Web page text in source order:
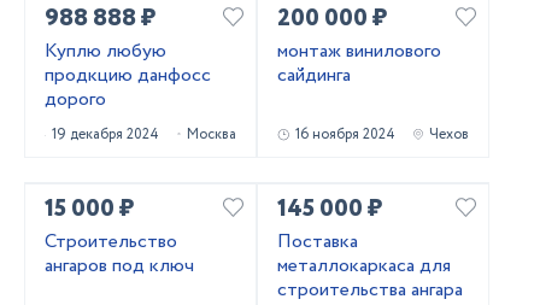
988 888 ₽
Куплю любую
продкцию данфосс
дорого
19 декабря 2024 Москва
200 000 ₽
монтаж винилового
сайдинга
16 ноября 2024 Чехов
15 000 ₽
Строительство
ангаров под ключ
145 000 ₽
Поставка
металлокаркаса для
строительства ангара